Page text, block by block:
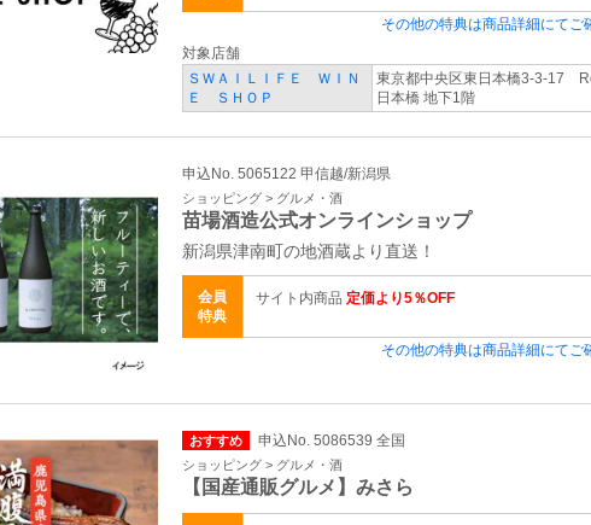
その他の特典は商品詳細にてご
対象店舗
ＳＷＡＩＬＩＦＥ ＷＩＮ
Ｅ ＳＨＯＰ
東京都中央区東日本橋3-3-17
日本橋 地下1階
申込No. 5065122 甲信越/新潟県
ショッピング > グルメ・酒
苗場酒造公式オンラインショップ
新潟県津南町の地酒蔵より直送！
会員
特典
サイト内商品 定価より5％OFF
その他の特典は商品詳細にてご
おすすめ 申込No. 5086539 全国
ショッピング > グルメ・酒
【国産通販グルメ】みさら